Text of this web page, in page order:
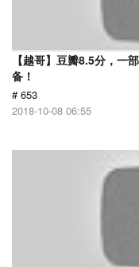
【越哥】豆瓣8.5分，一
备！
# 653
2018-10-08 06:55